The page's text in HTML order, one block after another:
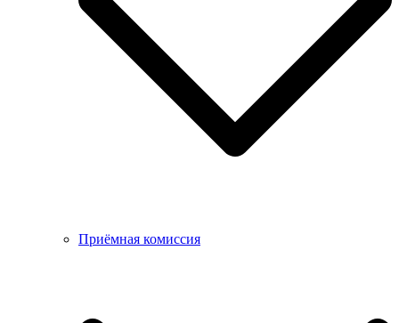
Приёмная комиссия